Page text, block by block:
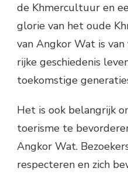
de Khmercultuur en
glorie van het oude
van Angkor Wat is
rijke geschiedenis
toekomstige
Het is ook belangrijk
toerisme te
Angkor Wat.
respecteren en zich